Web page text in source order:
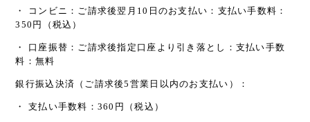
・ コンビニ：ご請求後翌月10日のお支払い：支払い手数料：
350円（税込）
・ 口座振替：ご請求後指定口座より引き落とし：支払い手数
料：無料
銀行振込決済（ご請求後5営業日以内のお支払い）：
・ 支払い手数料：360円（税込）